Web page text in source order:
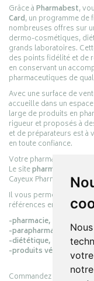
Grâce àPharmabest,
Card, un programme de
nombreuses offres sur
dermo-cosmétiques,
grands laboratoires.
des points fidélité et de
en conservant un
pharmaceutiques de
Avec une surface de
accueille dans un
large de produits en
rigueur et proposés à
et de préparateurs est
en toute confiance.
Votre pharmacie en ligne :
Le sitepharmacie-
Cayeux Pharmabest
Il vous permet de
références en :
-pharmacie,
-parapharmacie,
-diététique,
-produits vétérinaires.
Commandez